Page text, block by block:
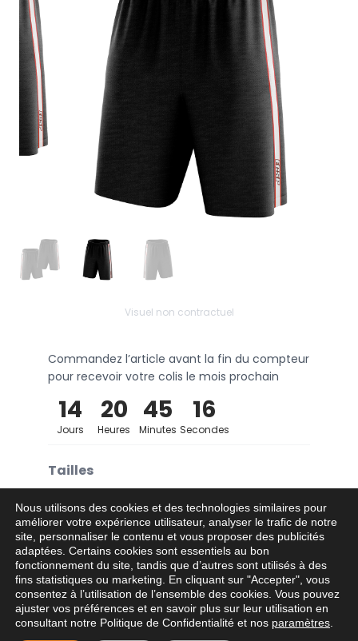
Visuel non contractuel
Commandez l’article avant la fin du compteur
pour recevoir votre colis le mois prochain
14
Jours
20
Heures
45
Minutes
16
Secondes
Tailles
4XS 3XS 2XS XS S
M
L
XL 2XL 3XL 4XL
− + Ajouter au panier
Nous utilisons des cookies et des technologies similaires pour
améliorer votre expérience utilisateur, analyser le trafic de notre
site, personnaliser le contenu et vous proposer des publicités
adaptées. Certains cookies sont essentiels au bon
fonctionnement du site, tandis que d’autres sont utilisés à des
fins statistiques ou marketing. En cliquant sur "Accepter", vous
consentez à l’utilisation de l’ensemble des cookies. Vous pouvez
ajuster vos préférences et en savoir plus sur leur utilisation en
consultant notre Politique de Confidentialité et nos paramètres